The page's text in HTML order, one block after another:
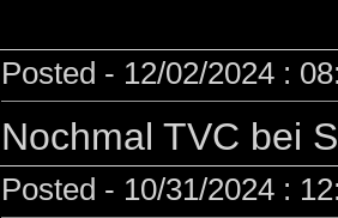
Posted - 12/02/2024 :
Nochmal TVC bei
Posted - 10/31/2024 :